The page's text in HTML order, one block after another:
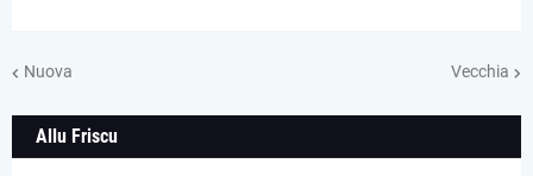
Nuova Vecchia
Allu Friscu